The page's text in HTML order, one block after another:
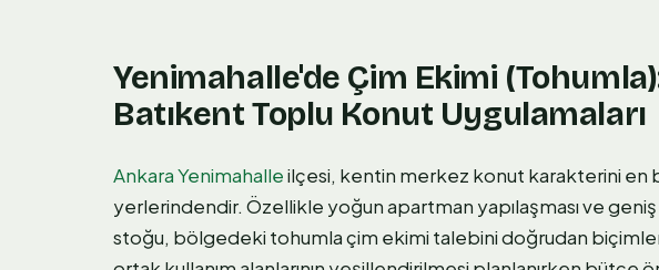
Yenimahalle'de Çim Ekimi
Batıkent Toplu Konut Uygulamaları
Ankara Yenimahalleilçesi, kentin merkez konut karakterini en
yerlerindendir. Özellikle yoğun apartman yapılaşması ve geniş
stoğu, bölgedeki tohumla çim ekimi talebini doğrudan